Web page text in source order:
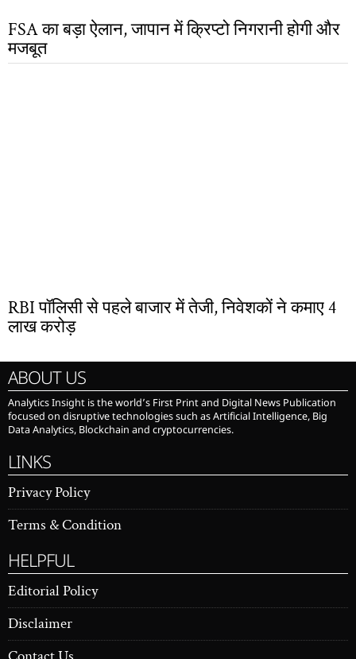
FSA का बड़ा ऐलान, जापान में क्रिप्टो निगरानी होगी और
मजबूत
RBI पॉलिसी से पहले बाजार में तेजी, निवेशकों ने कमाए 4
लाख करोड़
ABOUT US
Analytics Insight is the world’s First Print and Digital News Publication
focused on disruptive technologies such as Artificial Intelligence, Big
Data Analytics, Blockchain and cryptocurrencies.
LINKS
Privacy Policy
Terms & Condition
HELPFUL
Editorial Policy
Disclaimer